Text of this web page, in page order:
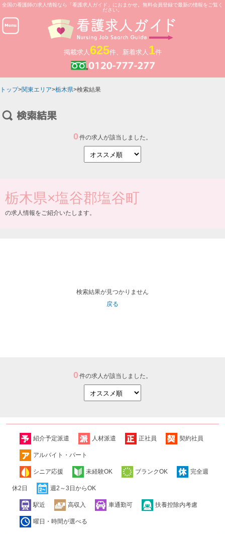
全国の看護師の求人情報なら「看護求人ガイド」におまかせ。無料会員登録で最新の情報をご覧く
ださい。
掲載求人 625件、新着求人 1件
トップ>関東エリア>栃木県>検索結果
0 件の求人が該当しました。
栃木県×塩谷郡塩谷町
の求人情報をご紹介いたします。
検索結果が見つかりません
戻る
0 件の求人が該当しました。
紹介予定派遣 人材派遣 正社員 契約社員
アルバイト・パート
シニア応援 未経験OK ブランクOK 完全週
休2日 週2～3日からOK
駅近 高収入 車通勤可 扶養控除内考慮
曜日・時間が選べる